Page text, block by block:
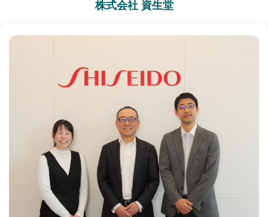
株式会社 資生堂